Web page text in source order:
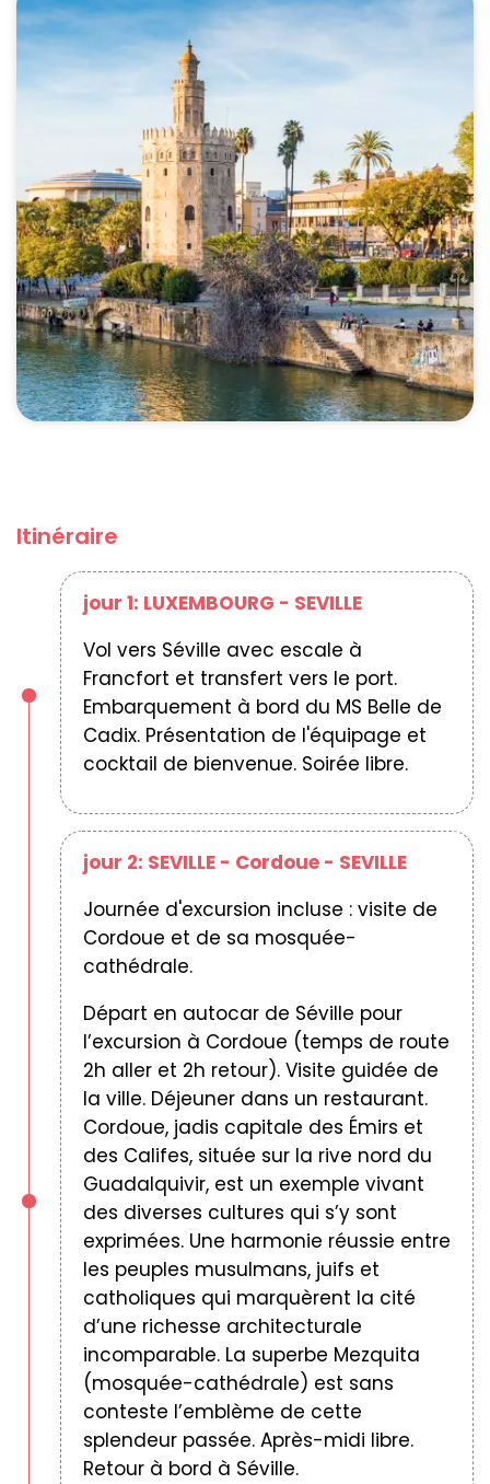
Itinéraire
jour 1: LUXEMBOURG - SEVILLE
Vol vers Séville avec escale à
Francfort et transfert vers le port.
Embarquement à bord du MS Belle de
Cadix. Présentation de l'équipage et
cocktail de bienvenue. Soirée libre.
jour 2: SEVILLE - Cordoue - SEVILLE
Journée d'excursion incluse : visite de
Cordoue et de sa mosquée-
cathédrale.
Départ en autocar de Séville pour
l’excursion à Cordoue (temps de route
2h aller et 2h retour). Visite guidée de
la ville. Déjeuner dans un restaurant.
Cordoue, jadis capitale des Émirs et
des Califes, située sur la rive nord du
Guadalquivir, est un exemple vivant
des diverses cultures qui s’y sont
exprimées. Une harmonie réussie entre
les peuples musulmans, juifs et
catholiques qui marquèrent la cité
d’une richesse architecturale
incomparable. La superbe Mezquita
(mosquée-cathédrale) est sans
conteste l’emblème de cette
splendeur passée. Après-midi libre.
Retour à bord à Séville.